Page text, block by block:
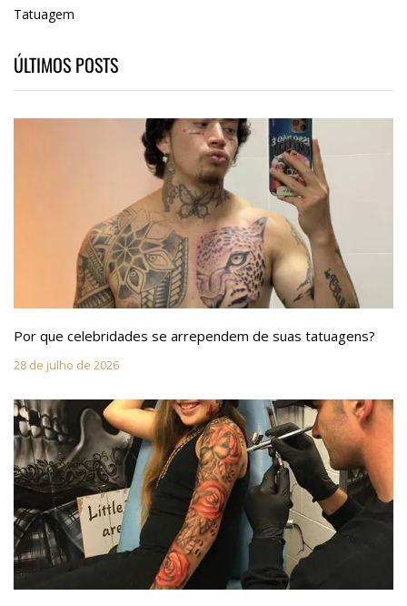
Tatuagem
ÚLTIMOS POSTS
Por que celebridades se arrependem de suas tatuagens?
28 de julho de 2026